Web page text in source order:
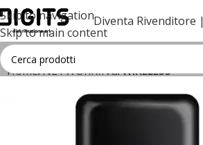
Skip to navigation
Skip to main content
Diventa Rivenditore |
Home NETWORKING WIRELESS